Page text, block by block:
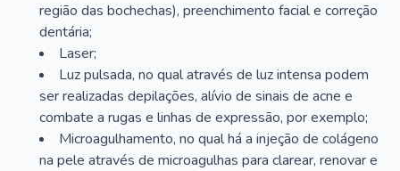
região das bochechas), preenchimento facial e correção
dentária;
Laser;
Luz pulsada, no qual através de luz intensa podem
ser realizadas depilações, alívio de sinais de acne e
combate a rugas e linhas de expressão, por exemplo;
Microagulhamento, no qual há a injeção de colágeno
na pele através de microagulhas para clarear, renovar e